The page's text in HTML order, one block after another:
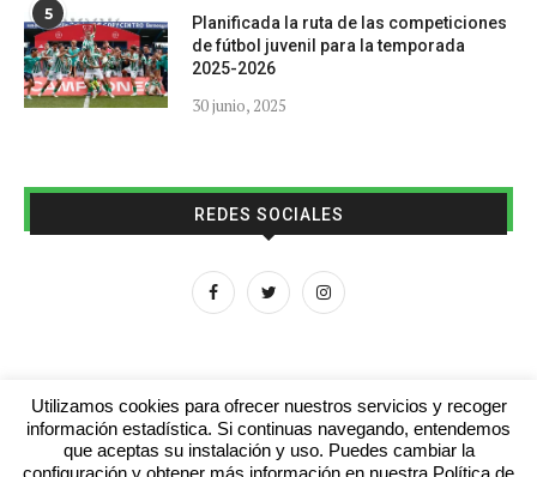
5
Planificada la ruta de las competiciones
de fútbol juvenil para la temporada
2025-2026
30 junio, 2025
REDES SOCIALES
Aviso legal Contacto Colabora con nosotros
Utilizamos cookies para ofrecer nuestros servicios y recoger
información estadística. Si continuas navegando, entendemos
que aceptas su instalación y uso. Puedes cambiar la
configuración y obtener más información en nuestra Política de